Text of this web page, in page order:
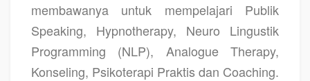
membawanya untuk mempelajari Publik
Speaking, Hypnotherapy, Neuro Lingustik
Programming (NLP), Analogue Therapy,
Konseling, Psikoterapi Praktis dan Coaching.